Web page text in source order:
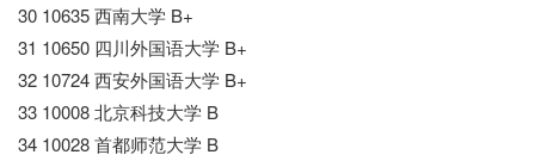
30 10635 西南大学 B+
31 10650 四川外国语大学 B+
32 10724 西安外国语大学 B+
33 10008 北京科技大学 B
34 10028 首都师范大学 B